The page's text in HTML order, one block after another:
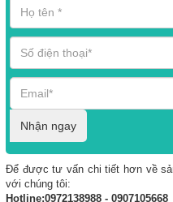
Nhận ngay
Để được tư vấn chi tiết hơn về
với chúng tôi:
Hotline:0972138988 -